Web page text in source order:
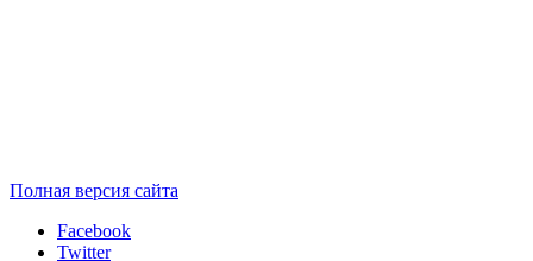
Полная версия сайта
Facebook
Twitter